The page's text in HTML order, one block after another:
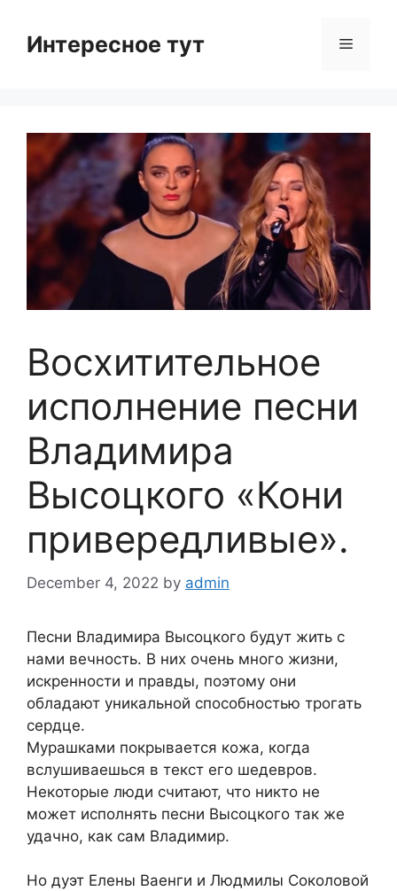
contentИнтересное тут Menu
Восхитительное
исполнение песни
Владимира
Высоцкого «Кони
привередливые».
December 4, 2022 by admin
Песни Владимира Высоцкого будут жить с
нами вечность. В них очень много жизни,
искренности и правды, поэтому они
обладают уникальной способностью трогать
сердце.
Мурашками покрывается кожа, когда
вслушиваешься в текст его шедевров.
Некоторые люди считают, что никто не
может исполнять песни Высоцкого так же
удачно, как сам Владимир.
Но дуэт Елены Ваенги и Людмилы Соколовой